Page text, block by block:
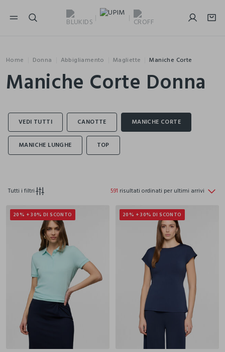
NAVIGATION.ARIA.GOTOMAINCONTENT
Home Donna Abbigliamento Magliette Maniche Corte
Maniche Corte Donna
Tutti i filtri 591 risultati ordinati per ultimi arrivi
20% + 30% DI SCONTO 20% + 30% DI SCONTO
XXL